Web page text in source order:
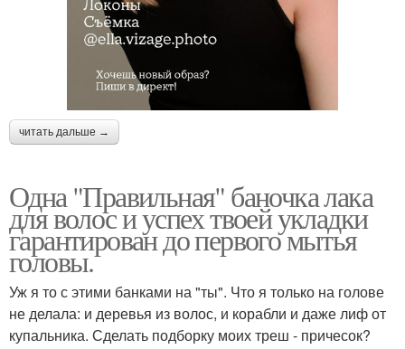
читать дальше →
Одна "Правильная" баночка лака
для волос и успех твоей укладки
гарантирован до первого мытья
головы.
Уж я то с этими банками на "ты". Что я только на голове
не делала: и деревья из волос, и корабли и даже лиф от
купальника. Сделать подборку моих треш - причесок?